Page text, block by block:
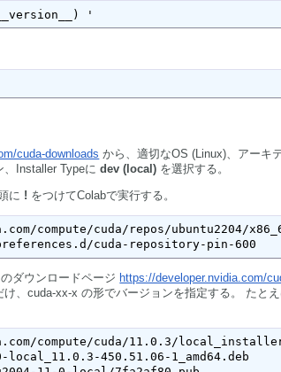
'
cuda-downloads から、適切なOS (Linux)、アーキ
Installer Typeに dev (local) を選択する。
に ! をつけてColabで実行する。
compute/cuda/repos/ubuntu2204/
cuda-repository-pin-600
ダウンロードページ https://developer.nvidia.com/
、cuda-xx-x の形でバージョンを指定する。 たと
compute/cuda/11.0.3/
450.51.06-1_amd64.deb